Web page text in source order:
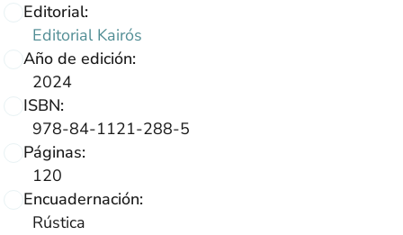
Editorial:
Editorial Kairós
Año de edición:
2024
ISBN:
978-84-1121-288-5
Páginas:
120
Encuadernación:
Rústica